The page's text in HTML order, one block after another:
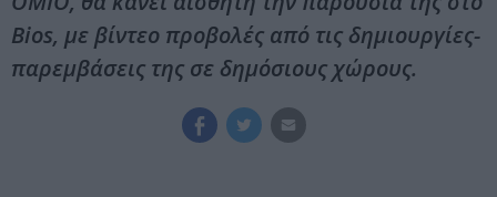
Bios, με βίντεο προβολές από τις δημιουργίες-
παρεμβάσεις της σε δημόσιους χώρους.